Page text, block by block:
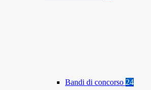
Bandi di concorso 24